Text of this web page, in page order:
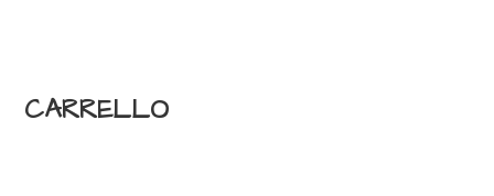
CARRELLO